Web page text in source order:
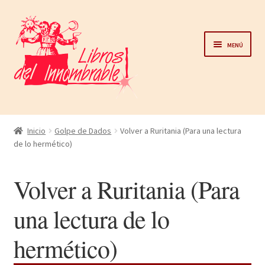
navegación
al
contenido
Menú
Home
Catálogo
Noticias
Autores
Sobre nosotros
Inicio Golpe de Dados
Volver a Ruritania (Para una lectura
de lo hermético)
Volver a Ruritania (Para
una lectura de lo
hermético)